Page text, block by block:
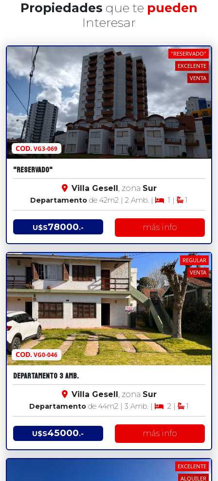
Propiedades que te pueden
Interesar
COD.VG3-069
"RESERVADO"
EXCELENTE
VENTA
"RESERVADO"
Villa Gesell , zona Sur
Departamento de 42m2 | 2 Amb. | 1 | 1
U$S78000.- más info
COD.VG0-046
REGULAR
VENTA
DEPARTAMENTO 3 AMB.
Villa Gesell , zona Sur
Departamento de 44m2 | 3 Amb. | 2 | 1
U$S45000.- más info
EXCELENTE
ALQUILER